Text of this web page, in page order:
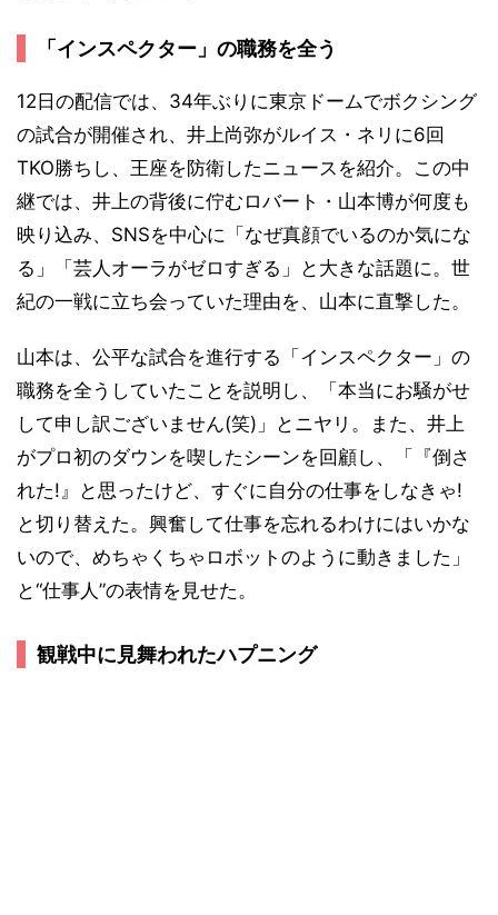
「インスペクター」の職務を全う
12日の配信では、34年ぶりに東京ドームでボクシング
の試合が開催され、井上尚弥がルイス・ネリに6回
TKO勝ちし、王座を防衛したニュースを紹介。この中
継では、井上の背後に佇むロバート・山本博が何度も
映り込み、SNSを中心に「なぜ真顔でいるのか気にな
る」「芸人オーラがゼロすぎる」と大きな話題に。世
紀の一戦に立ち会っていた理由を、山本に直撃した。
山本は、公平な試合を進行する「インスペクター」の
職務を全うしていたことを説明し、「本当にお騒がせ
して申し訳ございません(笑)」とニヤリ。また、井上
がプロ初のダウンを喫したシーンを回顧し、「『倒さ
れた!』と思ったけど、すぐに自分の仕事をしなきゃ!
と切り替えた。興奮して仕事を忘れるわけにはいかな
いので、めちゃくちゃロボットのように動きました」
と“仕事人”の表情を見せた。
観戦中に見舞われたハプニング